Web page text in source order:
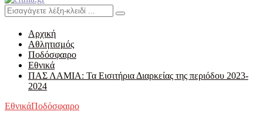
Menu
Search
for:
Search
Αρχική
Αθλητισμός
Ποδόσφαιρο
Εθνικά
ΠΑΣ ΛΑΜΙΑ: Τα Εισιτήρια Διαρκείας της περιόδου 2023-
2024
ΕθνικάΠοδόσφαιρο